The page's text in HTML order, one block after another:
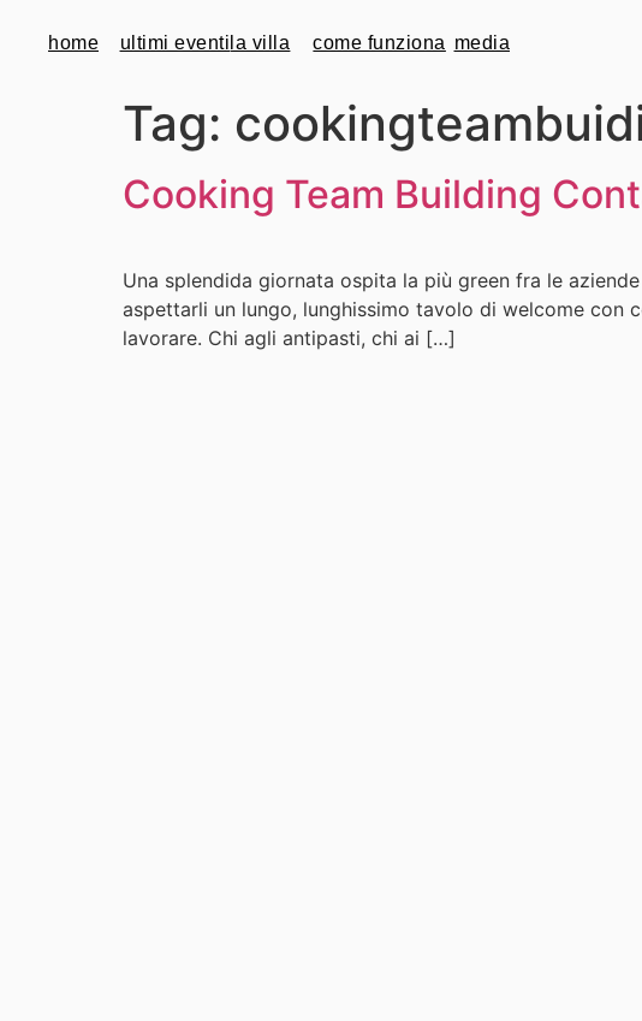
home ultimi eventi la villa come funziona media
Tag:
Cooking Team Building
Una splendida giornata ospita la più green fra le
aspettarli un lungo, lunghissimo tavolo di welcome
lavorare. Chi agli antipasti, chi ai […]